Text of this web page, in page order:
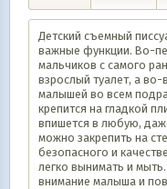
Детский съемный
важные функции. Во-
мальчиков с самого
взрослый туалет, а
малышей во всем
крепится на гладкой
впишется в любую,
можно закрепить на
безопасного и
легко вынимать и
внимание малыша и